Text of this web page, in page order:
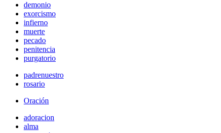
demonio
exorcismo
infierno
muerte
pecado
penitencia
purgatorio
padrenuestro
rosario
Oración
adoracion
alma